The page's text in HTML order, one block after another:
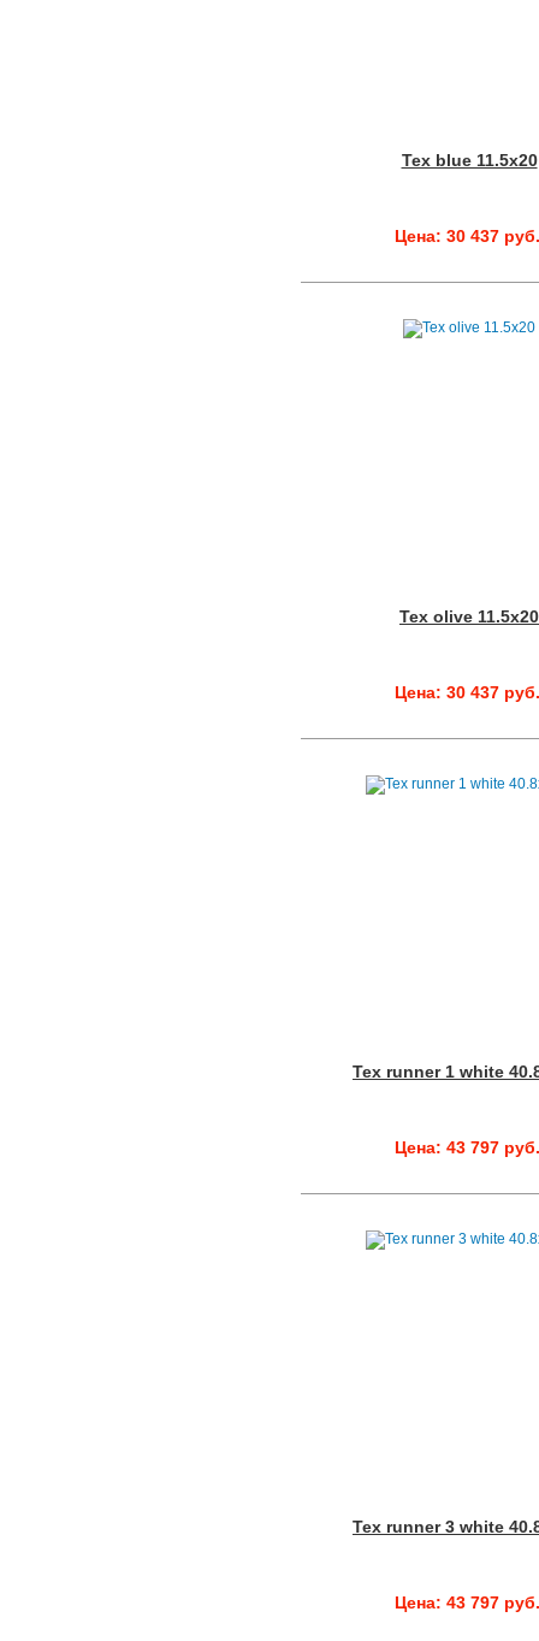
Tex blue 11.5x20
Цена: 30 437 руб.
Tex olive 11.5x20
Цена: 30 437 руб.
Tex runner 1 white
Цена: 43 797 руб.
Tex runner 3 white
Цена: 43 797 руб.